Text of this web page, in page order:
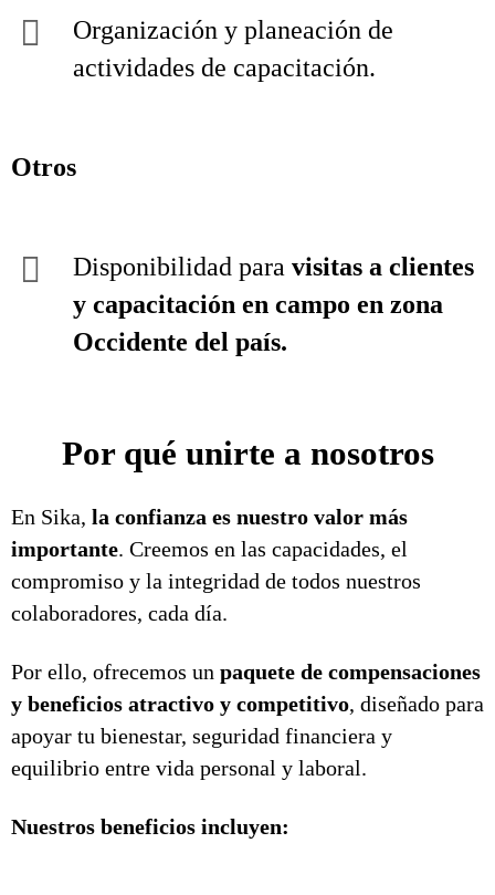
Organización y planeación de
actividades de capacitación.
Otros
Disponibilidad para visitas a clientes
y capacitación en campo en zona
Occidente del país.
Por qué unirte a nosotros
En Sika, la confianza es nuestro valor más
importante. Creemos en las capacidades, el
compromiso y la integridad de todos nuestros
colaboradores, cada día.
Por ello, ofrecemos un paquete de compensaciones
y beneficios atractivo y competitivo, diseñado para
apoyar tu bienestar, seguridad financiera y
equilibrio entre vida personal y laboral.
Nuestros beneficios incluyen: